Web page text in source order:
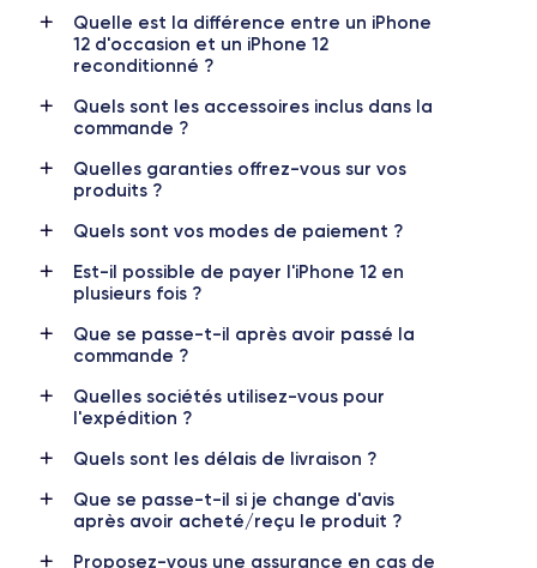
146.7×71.5×7.4 mm 162 g
4 GO 64,128,256 GO
Nom de la puce Nombre de cœurs
Nom GPU
12 MP 12 MP
Résolution vidéo Recharge rapide
Batterie Dual SIM
Quelle est la différence entre un iPhone
12 d'occasion et un iPhone 12
reconditionné ?
Quels sont les accessoires inclus dans la
commande ?
Quelles garanties offrez-vous sur vos
produits ?
Quels sont vos modes de paiement ?
Est-il possible de payer l'iPhone 12 en
plusieurs fois ?
Que se passe-t-il après avoir passé la
commande ?
Quelles sociétés utilisez-vous pour
l'expédition ?
Quels sont les délais de livraison ?
Que se passe-t-il si je change d'avis
après avoir acheté/reçu le produit ?
Proposez-vous une assurance en cas de